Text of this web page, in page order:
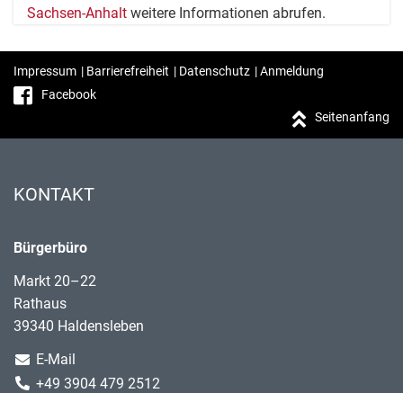
Sachsen-Anhalt weitere Informationen abrufen.
Impressum | Barrierefreiheit | Datenschutz |Anmeldung
Facebook
Seitenanfang
KONTAKT
Bürgerbüro
Markt 20–22
Rathaus
39340 Haldensleben
E-Mail
+49 3904 479 2512